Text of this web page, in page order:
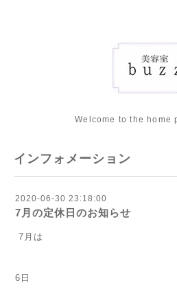
Welcome to the home
インフォメーション
2020-06-30 23:18:00
7月の定休日のお知らせ
7月は
6日